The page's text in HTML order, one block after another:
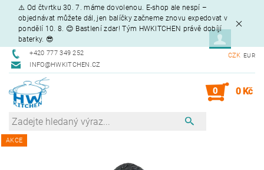
⚠️ Od čtvrtku 30. 7. máme dovolenou. E-shop ale nespí –
objednávat můžete dál, jen balíčky začneme znovu expedovat v
pondělí 10. 8. 😊 Bastlení zdar! Tým HWKITCHEN právě dobíjí
baterky. 😎
+420 777 349 252
INFO@HWKITCHEN.CZ
CZK EUR
0 0 Kč
AKCE